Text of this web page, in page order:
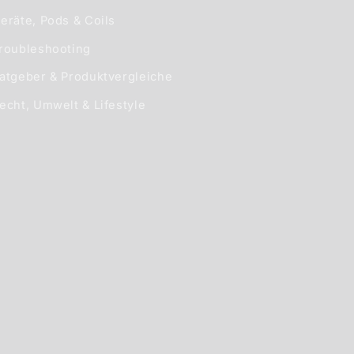
Pods & Coils
& Produktvergleiche
Umwelt & Lifestyle